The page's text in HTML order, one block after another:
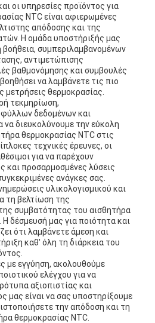
οι υπηρεσίες προϊόντος για
NTC είναι αφιερωμένες
απόδοσης και της
Η ομάδα υποστήριξής μας
συμπεριλαμβανομένων
αντιμετώπισης
βαθμονόμησης και συμβουλές
να λαμβάνετε τις πιο
μετρήσεις θερμοκρασίας.
τεκμηρίωση,
δεδομένων και
να διευκολύνουμε την εύκολη
θερμοκρασίας NTC στις
τεχνικές έρευνες, οι
για να παρέχουν
και προσαρμοσμένες λύσεις
ανάγκες σας.
υλικολογισμικού και
τη βελτίωση της
συμβατότητας του αισθητήρα
δέσμευσή μας για ποιότητα και
ότι λαμβάνετε άμεση και
καθ' όλη τη διάρκεια του
με εγγύηση, ακολουθούμε
ελέγχου για να
αξιοπιστίας και
μας είναι να σας υποστηρίξουμε
την απόδοση και τη
θερμοκρασίας NTC.